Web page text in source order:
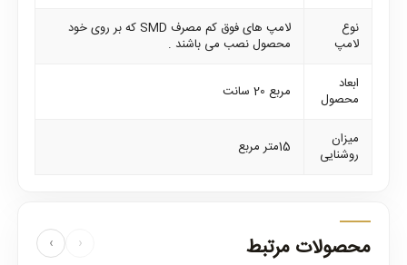
نوع
لامپ
لامپ های فوق کم مصرف SMD که بر روی خود
محصول نصب می باشند .
ابعاد
محصول
مربع 20 سانت
میزان
روشنایی
15متر مربع
محصولات مرتبط ‹
›